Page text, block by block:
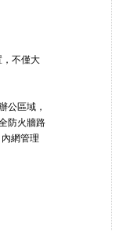
不僅大
公區域，
防火牆路
網管理